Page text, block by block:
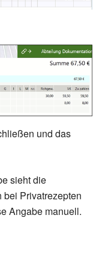
und das
sieht die
Privatrezepten
Angabe manuell.